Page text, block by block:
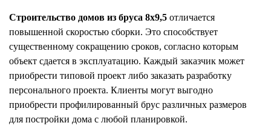
Строительство домов из бруса 8x9,5 отличается
повышенной скоростью сборки. Это способствует
существенному сокращению сроков, согласно которым
объект сдается в эксплуатацию. Каждый заказчик может
приобрести типовой проект либо заказать разработку
персонального проекта. Клиенты могут выгодно
приобрести профилированный брус различных размеров
для постройки дома с любой планировкой.